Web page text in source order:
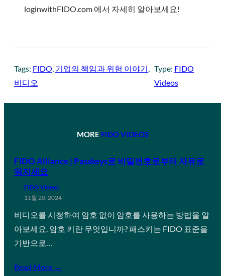
loginwithFIDO.com 에서 자세히 알아보세요!
Tags: FIDO 기업의 책임과 위험 이야기
비디오
Type: FIDO
Videos
MORE FIDO VIDEOS
FIDO Alliance | Passkeys로 비밀번호로부터 자유로
워지세요
FIDO Videos
11월 20, 2024
비디오를 시청하여 암호 없이 암호를 사용하는 방법을 알
아보세요. 암호 키란 무엇입니까? 패스키는 FIDO 표준을
기반으로…
Read More →